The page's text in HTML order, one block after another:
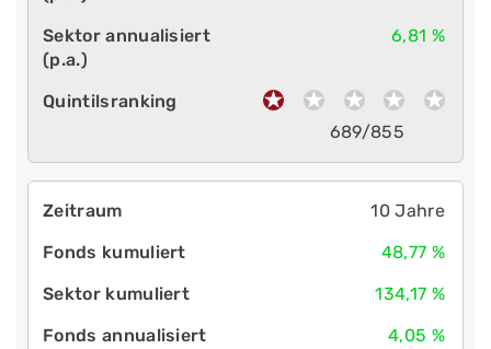
6,81 %
689/855
10 Jahre
48,77 %
134,17 %
4,05 %